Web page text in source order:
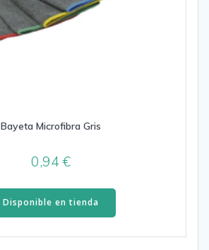
Bayeta Microfibra Gris
0,94€
Disponible en tienda